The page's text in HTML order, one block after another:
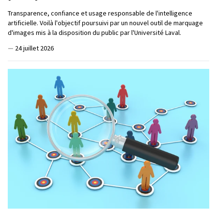
Transparence, confiance et usage responsable de l'intelligence
artificielle. Voilà l'objectif poursuivi par un nouvel outil de marquage
d'images mis à la disposition du public par l'Université Laval.
— 24 juillet 2026